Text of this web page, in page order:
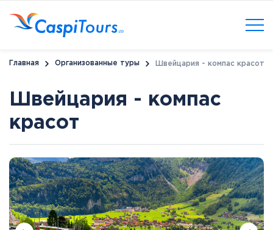
Главная Организованные туры Швейцария - компас красот
Швейцария - компас
красот